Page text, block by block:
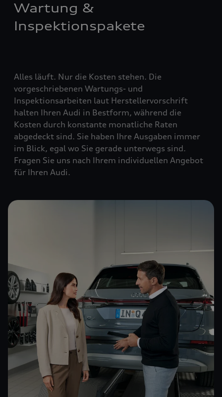
Wartung &
Inspektionspakete
Alles läuft. Nur die Kosten stehen. Die
vorgeschriebenen Wartungs- und
Inspektionsarbeiten laut Herstellervorschrift
halten Ihren Audi in Bestform, während die
Kosten durch konstante monatliche Raten
abgedeckt sind. Sie haben Ihre Ausgaben immer
im Blick, egal wo Sie gerade unterwegs sind.
Fragen Sie uns nach Ihrem individuellen Angebot
für Ihren Audi.